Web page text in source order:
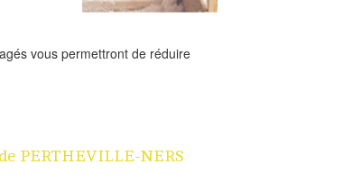
vous permettront de réduire
PERTHEVILLE-NERS